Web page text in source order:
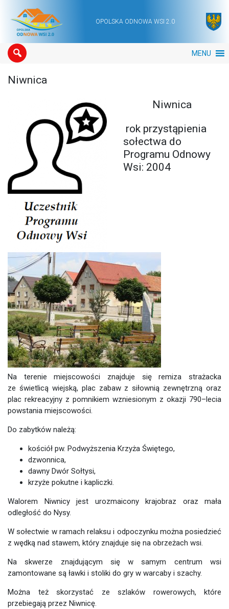
Main NavigationOPOLSKA ODNOWA WSI 2.0
MENU
Niwnica
Niwnica
rok przystąpienia
sołectwa do
Programu Odnowy
Wsi: 2004
Na terenie miejscowości znajduje się remiza strażacka
ze świetlicą wiejską, plac zabaw z siłownią zewnętrzną oraz
plac rekreacyjny z pomnikiem wzniesionym z okazji 790–lecia
powstania miejscowości.
Do zabytków należą:
kościół pw. Podwyższenia Krzyża Świętego,
dzwonnica,
dawny Dwór Sołtysi,
krzyże pokutne i kapliczki.
Walorem Niwnicy jest urozmaicony krajobraz oraz mała
odległość do Nysy.
W sołectwie w ramach relaksu i odpoczynku można posiedzieć
z wędką nad stawem, który znajduje się na obrzeżach wsi.
Na skwerze znajdującym się w samym centrum wsi
zamontowane są ławki i stoliki do gry w warcaby i szachy.
Można też skorzystać ze szlaków rowerowych, które
przebiegają przez Niwnicę.